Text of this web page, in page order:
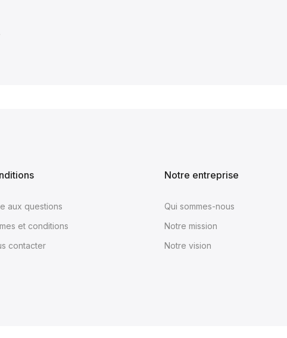
aux questions
et conditions
contacter
Notre entreprise
Qui sommes-nous
Notre mission
Notre vision